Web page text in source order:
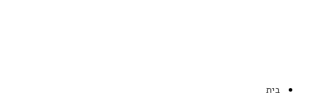
בית